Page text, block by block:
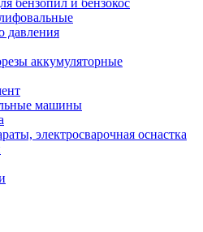
бензопил и бензокос
давления
аккумуляторные
машины
электросварочная оснастка